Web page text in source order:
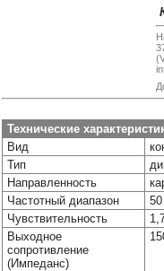
Технические
Вид
Тип
Направленность
Частотный диапазон
Чувствительность
Выходное
сопротивление
(Импеданс)